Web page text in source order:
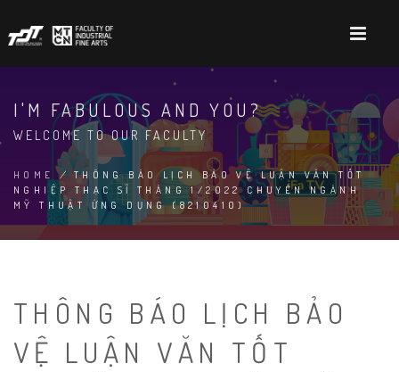
to
main
content
I'M FABULOUS AND YOU?
WELCOME TO OUR FACULTY
BREADCRUMB
HOME /THÔNG BÁO LỊCH BẢO VỆ LUẬN VĂN TỐT
NGHIỆP THẠC SĨ THÁNG 1/2022 CHUYÊN NGÀNH
MỸ THUẬT ỨNG DỤNG (8210410)
THÔNG BÁO LỊCH BẢO
VỆ LUẬN VĂN TỐT